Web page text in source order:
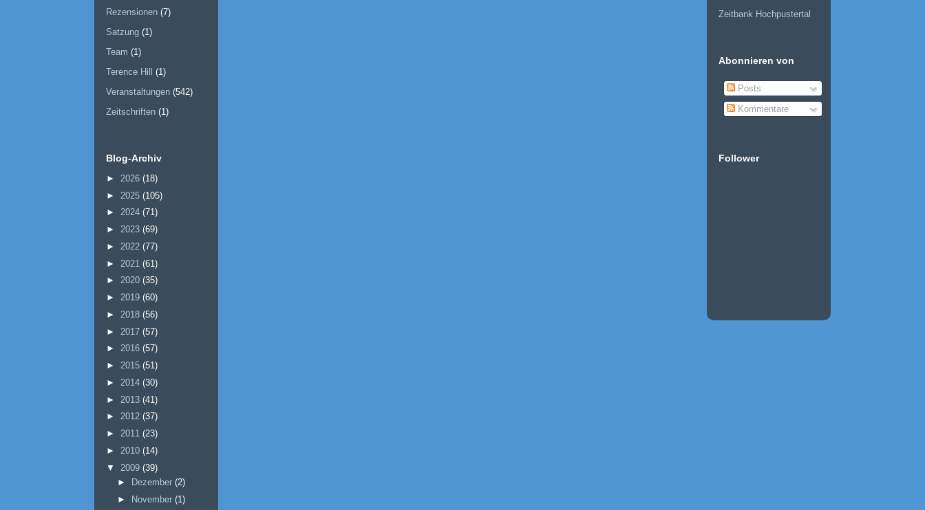
Rezensionen (7)
Satzung (1)
Team (1)
Terence Hill
(1)
Veranstaltungen (542)
Zeitschriften (1)
Blog-Archiv
► 2026 (18)
► 2025 (105)
► 2024 (71)
► 2023 (69)
► 2022 (77)
► 2021 (61)
► 2020 (35)
► 2019 (60)
► 2018 (56)
► 2017 (57)
► 2016 (57)
► 2015 (51)
► 2014 (30)
► 2013 (41)
► 2012 (37)
► 2011 (23)
► 2010 (14)
▼ 2009 (39)
►
Dezember (2)
►
November (1)
Zeitbank Hochpustertal
Abonnieren von
Posts
Kommentare
Follower